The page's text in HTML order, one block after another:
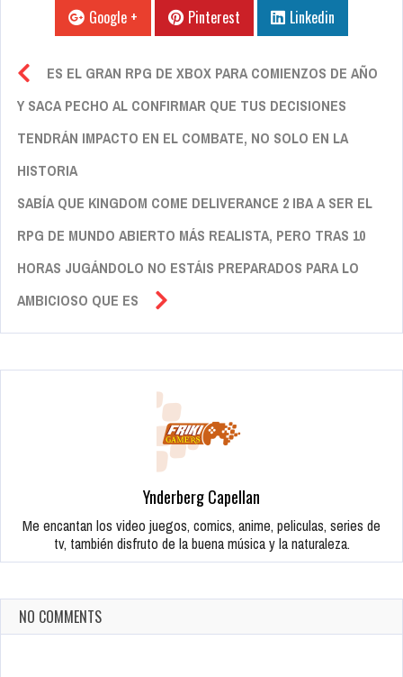
Google +
Pinterest Linkedin
ES EL GRAN RPG DE XBOX PARA COMIENZOS DE AÑO
Y SACA PECHO AL CONFIRMAR QUE TUS DECISIONES
TENDRÁN IMPACTO EN EL COMBATE, NO SOLO EN LA
HISTORIA
SABÍA QUE KINGDOM COME DELIVERANCE 2 IBA A SER EL
RPG DE MUNDO ABIERTO MÁS REALISTA, PERO TRAS 10
HORAS JUGÁNDOLO NO ESTÁIS PREPARADOS PARA LO
AMBICIOSO QUE ES
Ynderberg Capellan
Me encantan los video juegos, comics, anime, peliculas, series de
tv, también disfruto de la buena música y la naturaleza.
NO COMMENTS